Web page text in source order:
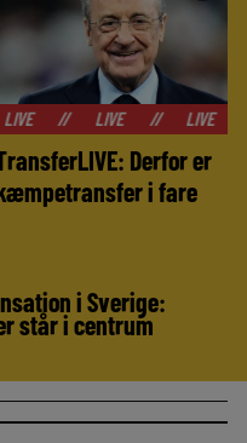
LIVE LIVE LIVE
Derfor er
i fare
i Sverige:
står i centrum